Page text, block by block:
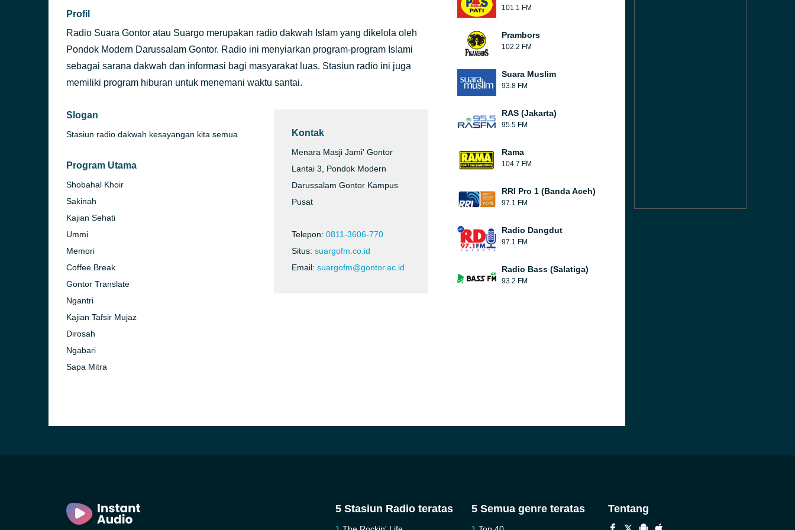
Profil
Radio Suara Gontor atau Suargo merupakan radio dakwah Islam yang dikelola oleh
Pondok Modern Darussalam Gontor. Radio ini menyiarkan program-program Islami
sebagai sarana dakwah dan informasi bagi masyarakat luas. Stasiun radio ini juga
memiliki program hiburan untuk menemani waktu santai.
Slogan
Stasiun radio dakwah kesayangan kita semua
Program Utama
Shobahal Khoir
Sakinah
Kajian Sehati
Ummi
Memori
Coffee Break
Gontor Translate
Ngantri
Kajian Tafsir Mujaz
Dirosah
Ngabari
Sapa Mitra
Kontak
Menara Masji Jami' Gontor
Lantai 3, Pondok Modern
Darussalam Gontor Kampus
Pusat
Telepon: 0811-3606-770
Situs: suargofm.co.id
Email: suargofm@gontor.ac.id
101.1 FM
Prambors
102.2 FM
Suara Muslim
93.8 FM
RAS (Jakarta)
95.5 FM
Rama
104.7 FM
RRI Pro 1 (Banda Aceh)
97.1 FM
Radio Dangdut
97.1 FM
Radio Bass (Salatiga)
93.2 FM
5 Stasiun Radio teratas 5 Semua genre teratas Tentang